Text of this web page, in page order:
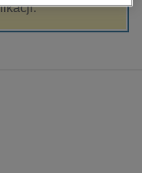
informatyka